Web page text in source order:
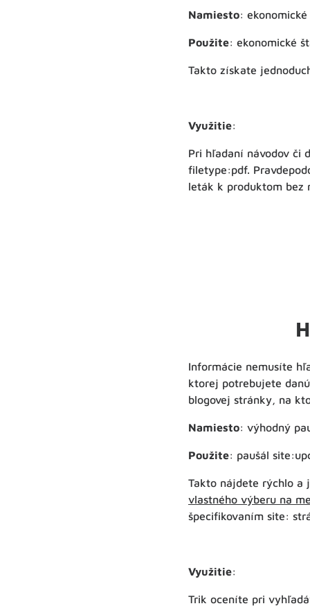
Namiesto:
Použite: ekonomické
Takto získate
Využitie:
Pri hľadaní návodov či
filetype:pdf.
leták k produktom bez
Informácie nemusíte
ktorej potrebujete
blogovej stránky, na
Namiesto: výhodný
Použite: paušál
Takto nájdete rýchlo a
vlastného výberu na
špecifikovaním site:
Využitie:
Trik oceníte pri